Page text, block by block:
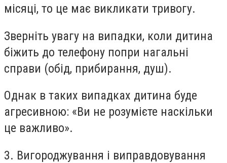
місяці, то це має викликати тривогу.
Зверніть увагу на випадки, коли дитина
біжить до телефону попри нагальні
справи (обід, прибирання, душ).
Однак в таких випадках дитина буде
агресивною: «Ви не розумієте наскільки
це важливо».
3. Вигороджування і виправдовування